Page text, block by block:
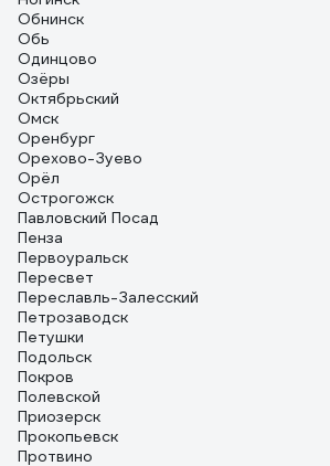
Обнинск
Обь
Одинцово
Озёры
Октябрьский
Омск
Оренбург
Орехово-Зуево
Орёл
Острогожск
Павловский Посад
Пенза
Первоуральск
Пересвет
Переславль-Залесский
Петрозаводск
Петушки
Подольск
Покров
Полевской
Приозерск
Прокопьевск
Протвино